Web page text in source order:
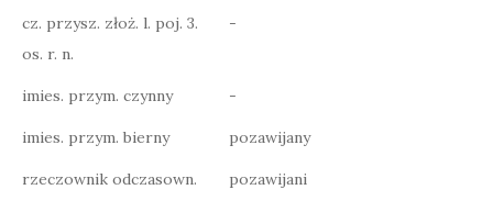
cz. przysz. złoż. l. poj. 3.
os. r. n.
-
imies. przym. czynny -
imies. przym. bierny pozawijany
rzeczownik odczasown. pozawijani